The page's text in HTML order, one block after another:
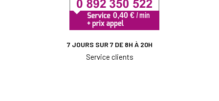
7 JOURS SUR 7 DE 8H À 20H
Service clients